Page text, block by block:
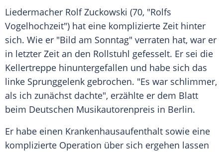
Liedermacher Rolf Zuckowski (70, "Rolfs
Vogelhochzeit") hat eine komplizierte Zeit hinter
sich. Wie er "Bild am Sonntag" verraten hat, war er
in letzter Zeit an den Rollstuhl gefesselt. Er sei die
Kellertreppe hinuntergefallen und habe sich das
linke Sprunggelenk gebrochen. "Es war schlimmer,
als ich zunächst dachte", erzählte er dem Blatt
beim Deutschen Musikautorenpreis in Berlin.
Er habe einen Krankenhausaufenthalt sowie eine
komplizierte Operation über sich ergehen lassen